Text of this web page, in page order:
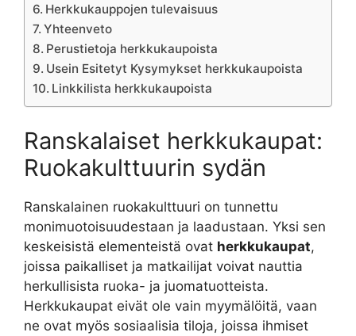
Herkkukauppojen tulevaisuus
Yhteenveto
Perustietoja herkkukaupoista
Usein Esitetyt Kysymykset herkkukaupoista
Linkkilista herkkukaupoista
Ranskalaiset herkkukaupat:
Ruokakulttuurin sydän
Ranskalainen ruokakulttuuri on tunnettu
monimuotoisuudestaan ja laadustaan. Yksi sen
keskeisistä elementeistä ovat herkkukaupat,
joissa paikalliset ja matkailijat voivat nauttia
herkullisista ruoka- ja juomatuotteista.
Herkkukaupat eivät ole vain myymälöitä, vaan
ne ovat myös sosiaalisia tiloja, joissa ihmiset